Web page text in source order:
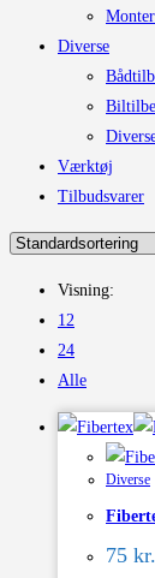
Diverse
Værktøj
Tilbudsvarer
Visning:
12
24
Alle
Diverse
75 kr.